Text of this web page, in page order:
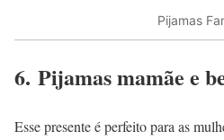
Pijamas
6. Pijamas mamãe e
Esse presente é perfeito para as